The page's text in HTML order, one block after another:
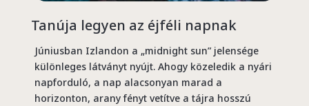
Tanúja legyen az éjféli napnak
Júniusban Izlandon a „midnight sun” jelensége
különleges látványt nyújt. Ahogy közeledik a nyári
napforduló, a nap alacsonyan marad a
horizonton, arany fényt vetítve a tájra hosszú